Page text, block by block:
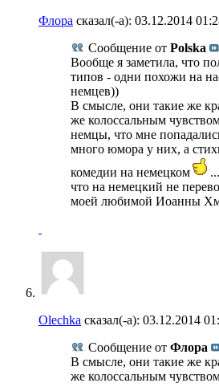
Флора сказал(-а): 03.12.2014
Сообщение от Polska
Вообще я заметила, что
типов - одни похожи на
немцев))
В смысле, они такие же
же колоссальным
немцы, что мне
много юмора у них, а
комедии на немецком
что на немецкий не
моей любимой Иоанны
Olechka сказал(-а): 03.12.2014
Сообщение от Флора
В смысле, они такие же
же колоссальным